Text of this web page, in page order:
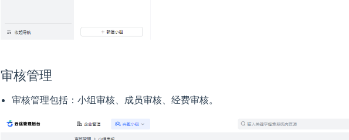
审核管理
审核管理包括：小组审核、成员审核、经费审核。